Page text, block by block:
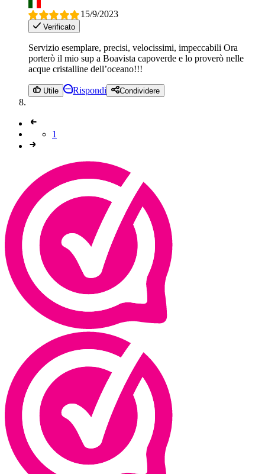
15/9/2023
Verificato
Servizio esemplare, precisi, velocissimi, impeccabili Ora
porterò il mio sup a Boavista capoverde e lo proverò nelle
acque cristalline dell’oceano!!!
Utile Rispondi Condividere
1